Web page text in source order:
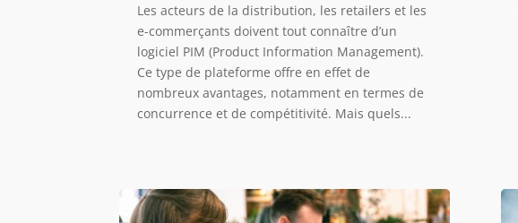
Les acteurs de la distribution, les retailers et les
e-commerçants doivent tout connaître d’un
logiciel PIM (Product Information Management).
Ce type de plateforme offre en effet de
nombreux avantages, notamment en termes de
concurrence et de compétitivité. Mais quels...